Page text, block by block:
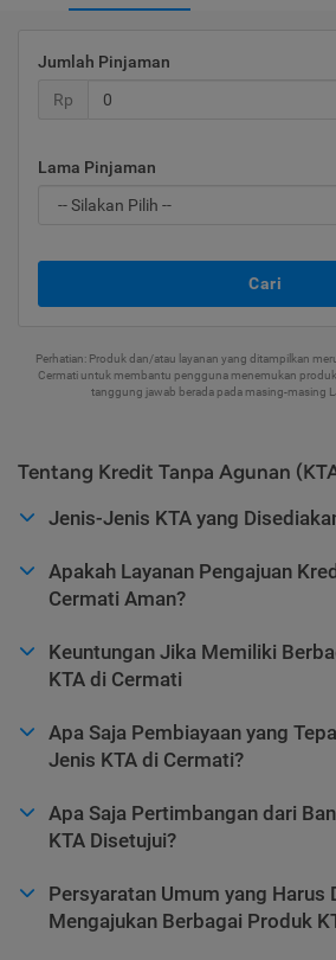
Jumlah Pinjaman
Rp
Lama Pinjaman
Cari
Perhatian: Produk dan/atau layanan yang ditampilkan
Cermati untuk membantu pengguna menemukan
tanggung jawab berada pada masing-masing
Tentang Kredit Tanpa Agunan
Jenis-Jenis KTA yang
Apakah Layanan Pengajuan
Cermati Aman?
Keuntungan Jika Memiliki
KTA di Cermati
Apa Saja Pembiayaan yang
Jenis KTA di Cermati?
Apa Saja Pertimbangan dari
KTA Disetujui?
Persyaratan Umum yang Harus
Mengajukan Berbagai Produk